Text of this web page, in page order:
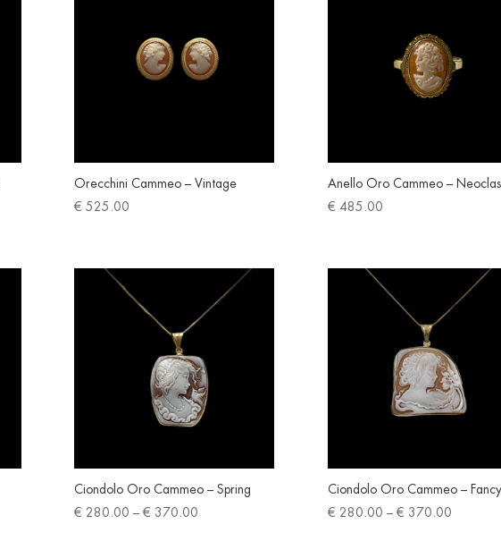
Orecchini Cammeo – Vintage
€ 525.00
Anello Oro Cammeo –
€ 485.00
Ciondolo Oro Cammeo – Spring
€ 280.00 – € 370.00Price
Ciondolo Oro Cammeo – Fancy
€ 280.00 – € 370.00Price